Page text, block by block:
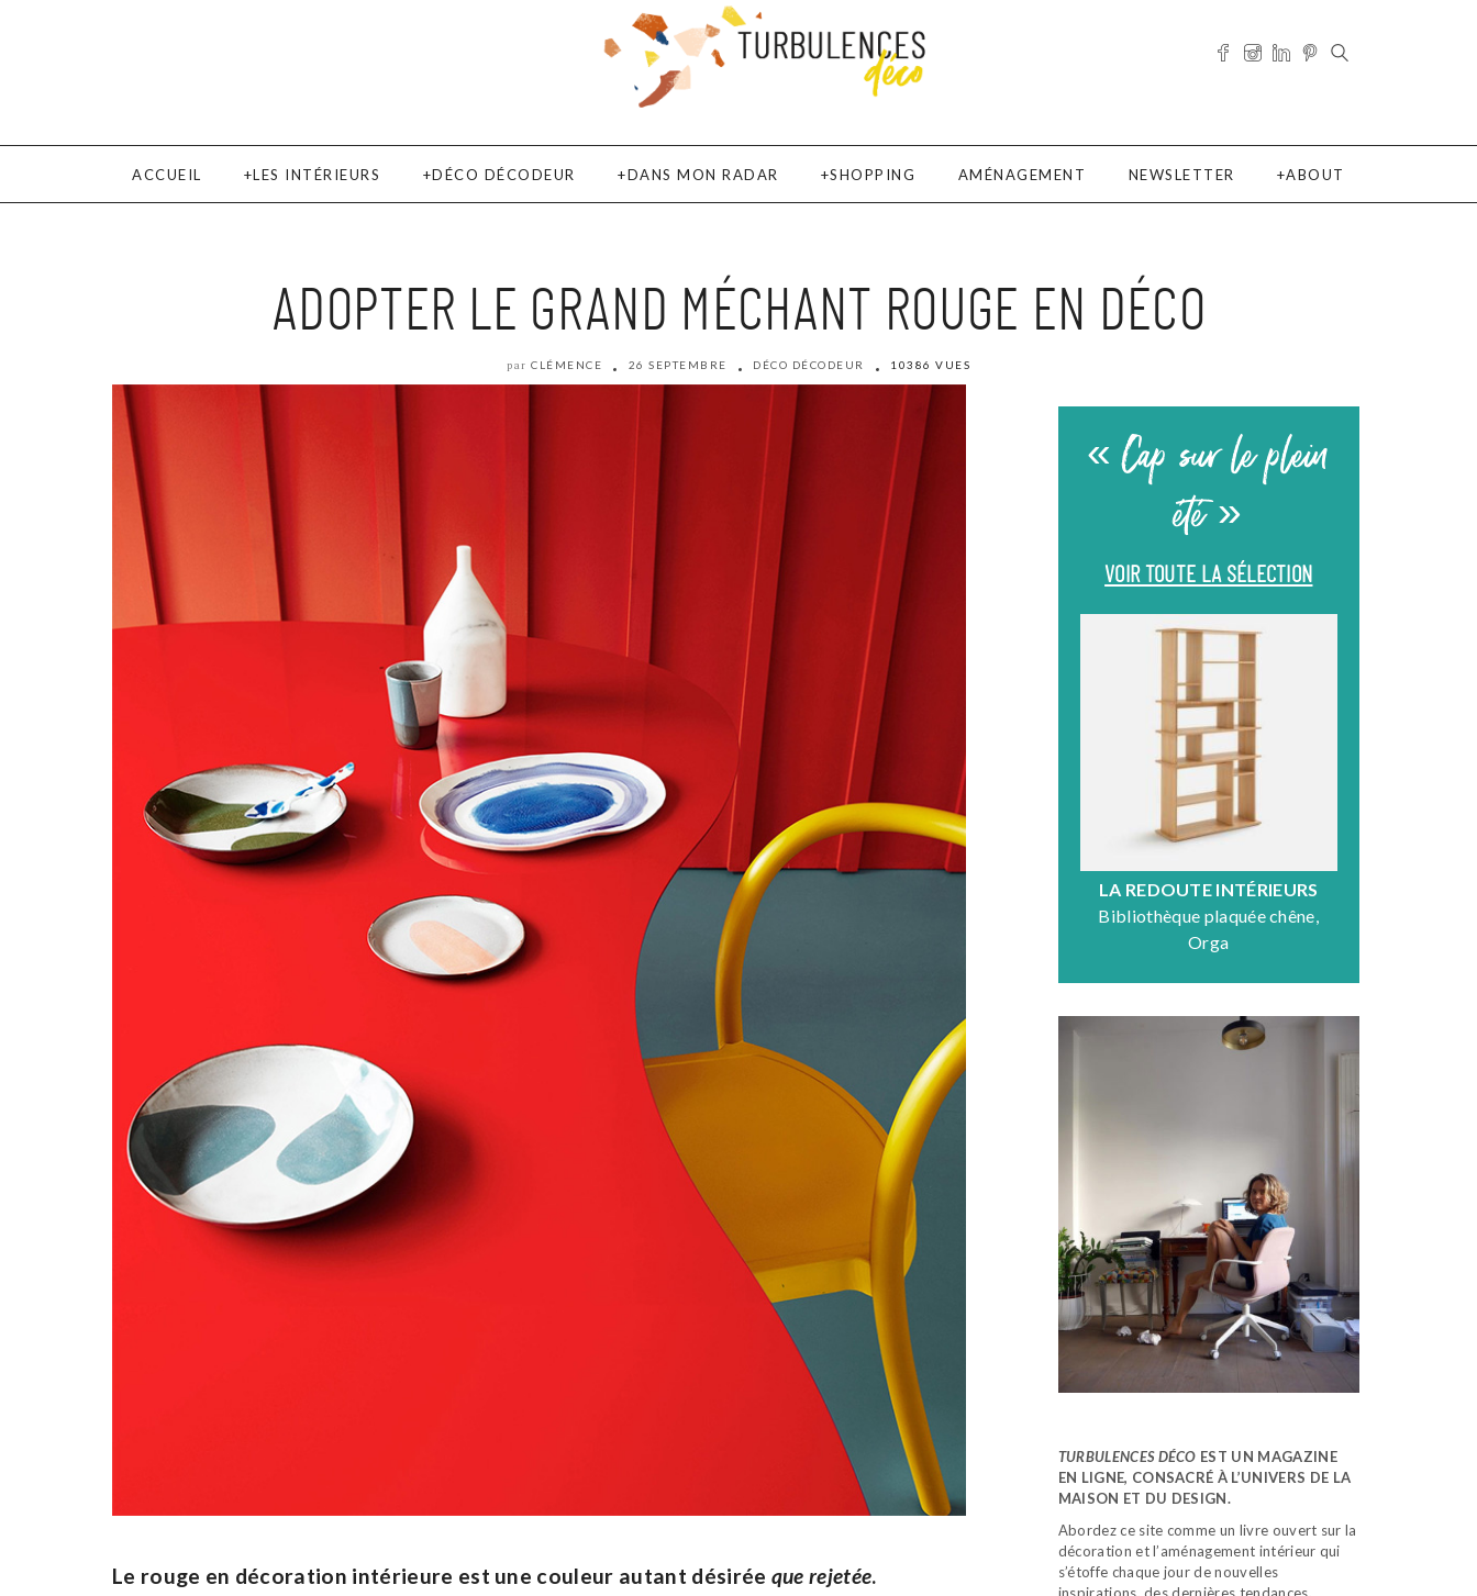
ACCUEIL LES INTÉRIEURS DÉCO DÉCODEUR DANS MON RADAR SHOPPING AMÉNAGEMENT NEWSLETTER ABOUT
ADOPTER LE GRAND MÉCHANT ROUGE EN DÉCO
par CLÉMENCE 26 SEPTEMBRE DÉCO DÉCODEUR 10386 VUES
Le rouge en décoration intérieure est une couleur autant désirée que rejetée.
« Cap sur le plein
été »
VOIR TOUTE LA SÉLECTION
LA REDOUTE INTÉRIEURS
Bibliothèque plaquée chêne,
Orga
TURBULENCES DÉCO EST UN MAGAZINE
EN LIGNE, CONSACRÉ À L’UNIVERS DE LA
MAISON ET DU DESIGN.
Abordez ce site comme un livre ouvert sur la
décoration et l’aménagement intérieur qui
s’étoffe chaque jour de nouvelles